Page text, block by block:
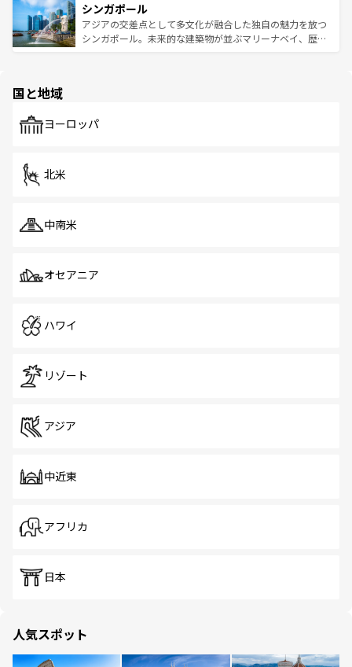
参照してほしい。
激する。気候は一年中温暖で、どの季節にも異なる楽しみ
が待っている。親しみやすいタイの人々、仏教を中心とし
た文化、そして多様な観光資源が、訪れる旅人を魅了し続
み、どこを訪れても感動するはず。観光スポットが密集し
ており、効率よく見どころを回れるのも魅力。息をのむよ
うな絶景から文化的な体験まで、香港を存分に楽しみ尽く
シンガポール
アジアの交差点として多文化が融合した独自の魅力を放つ
シンガポール。未来的な建築物が並ぶマリーナベイ、歴史
で、ホーカーズは地元の風情を楽しめる外せないスポット
国と地域
ヨーロッパ
北米
中南米
オセアニア
ハワイ
リゾート
アジア
中近東
アフリカ
日本
人気スポット